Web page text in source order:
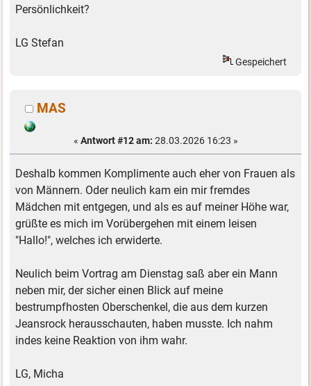
Persönlichkeit?
LG Stefan
Gespeichert
MAS
« Antwort #12 am: 28.03.2026 16:23 »
Deshalb kommen Komplimente auch eher von Frauen als
von Männern. Oder neulich kam ein mir fremdes
Mädchen mit entgegen, und als es auf meiner Höhe war,
grüßte es mich im Vorübergehen mit einem leisen
"Hallo!", welches ich erwiderte.
Neulich beim Vortrag am Dienstag saß aber ein Mann
neben mir, der sicher einen Blick auf meine
bestrumpfhosten Oberschenkel, die aus dem kurzen
Jeansrock herausschauten, haben musste. Ich nahm
indes keine Reaktion von ihm wahr.
LG, Micha